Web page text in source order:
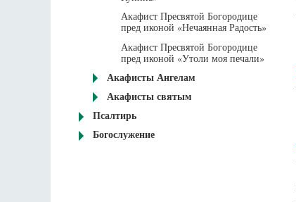
Акафист Пресвятой Богородице
пред иконой «Нечаянная Радость»
Акафист Пресвятой Богородице
пред иконой «Утоли моя печали»
Акафисты Ангелам
Акафисты святым
Псалтирь
Богослужение